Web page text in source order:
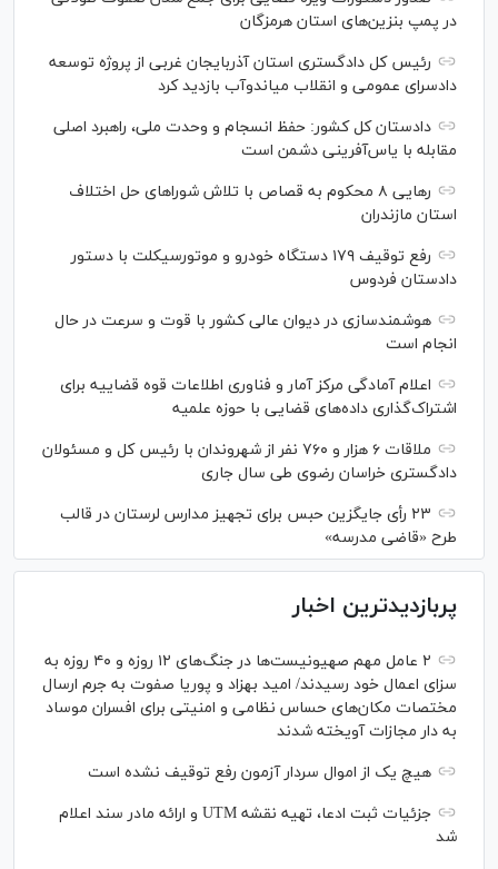
در پمپ بنزین‌های استان هرمزگان
رئیس کل دادگستری استان آذربایجان غربی از پروژه توسعه
دادسرای عمومی و انقلاب میاندوآب بازدید کرد
دادستان کل کشور: حفظ انسجام و وحدت ملی، راهبرد اصلی
مقابله با یاس‌آفرینی دشمن است
رهایی ۸ محکوم به قصاص با تلاش شورا‌های حل اختلاف
استان مازندران
رفع توقیف ۱۷۹ دستگاه خودرو و موتورسیکلت با دستور
دادستان فردوس
هوشمندسازی در دیوان عالی کشور با قوت و سرعت در حال
انجام است
اعلام آمادگی مرکز آمار و فناوری اطلاعات قوه قضاییه برای
اشتراک‌گذاری داده‌های قضایی با حوزه علمیه
ملاقات ۶ هزار و ۷۶۰ نفر از شهروندان با رئیس کل و مسئولان
دادگستری خراسان رضوی طی سال جاری
۲۳ رأی جایگزین حبس برای تجهیز مدارس لرستان در قالب
طرح «قاضی مدرسه»
پربازدیدترین اخبار
۲ عامل مهم صهیونیست‌ها در جنگ‌های ۱۲ روزه و ۴۰ روزه به
سزای اعمال خود رسیدند/ امید بهزاد و پوریا صفوت به جرم ارسال
مختصات مکان‌های حساس نظامی و امنیتی برای افسران موساد
به دار مجازات آویخته شدند
هیچ یک از اموال سردار آزمون رفع توقیف نشده است
جزئیات ثبت ادعا، تهیه نقشه UTM و ارائه مادر سند اعلام
شد